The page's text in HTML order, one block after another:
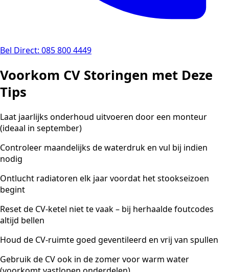
Bel Direct: 085 800 4449
Voorkom CV Storingen met Deze
Tips
Laat jaarlijks onderhoud uitvoeren door een monteur
(ideaal in september)
Controleer maandelijks de waterdruk en vul bij indien
nodig
Ontlucht radiatoren elk jaar voordat het stookseizoen
begint
Reset de CV-ketel niet te vaak – bij herhaalde foutcodes
altijd bellen
Houd de CV-ruimte goed geventileerd en vrij van spullen
Gebruik de CV ook in de zomer voor warm water